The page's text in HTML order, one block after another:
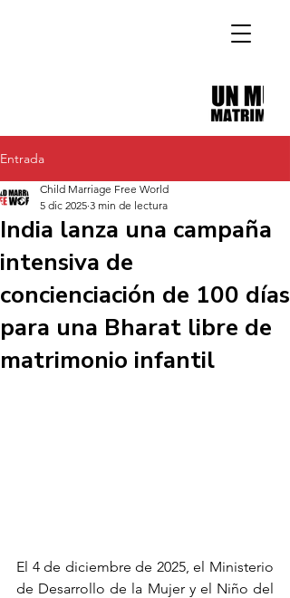
Entrada
India lanza una campaña
intensiva de
concienciación de 100 días
para una Bharat libre de
matrimonio infantil
Child Marriage Free World
5 dic 2025 3 min de lectura
El 4 de diciembre de 2025, el Ministerio
de Desarrollo de la Mujer y el Niño del